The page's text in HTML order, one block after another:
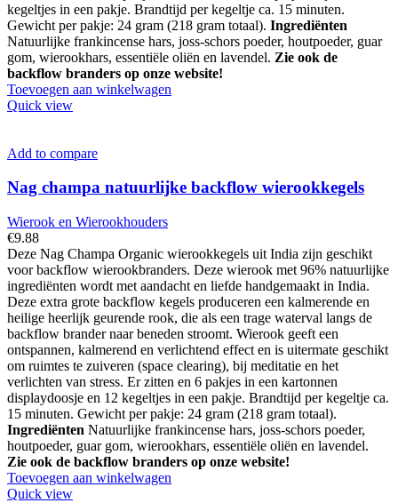
kegeltjes in een pakje. Brandtijd per kegeltje ca. 15 minuten.
Gewicht per pakje: 24 gram (218 gram totaal). Ingrediënten
Natuurlijke frankincense hars, joss-schors poeder, houtpoeder, guar
gom, wierookhars, essentiële oliën en lavendel. Zie ook de
backflow branders op onze website!
Toevoegen aan winkelwagen
Quick view
Add to compare
Nag champa natuurlijke backflow wierookkegels
Wierook en Wierookhouders
€9.88
Deze Nag Champa Organic wierookkegels uit India zijn geschikt
voor backflow wierookbranders. Deze wierook met 96% natuurlijke
ingrediënten wordt met aandacht en liefde handgemaakt in India.
Deze extra grote backflow kegels produceren een kalmerende en
heilige heerlijk geurende rook, die als een trage waterval langs de
backflow brander naar beneden stroomt. Wierook geeft een
ontspannen, kalmerend en verlichtend effect en is uitermate geschikt
om ruimtes te zuiveren (space clearing), bij meditatie en het
verlichten van stress. Er zitten en 6 pakjes in een kartonnen
displaydoosje en 12 kegeltjes in een pakje. Brandtijd per kegeltje ca.
15 minuten. Gewicht per pakje: 24 gram (218 gram totaal).
Ingrediënten Natuurlijke frankincense hars, joss-schors poeder,
houtpoeder, guar gom, wierookhars, essentiële oliën en lavendel.
Zie ook de backflow branders op onze website!
Toevoegen aan winkelwagen
Quick view